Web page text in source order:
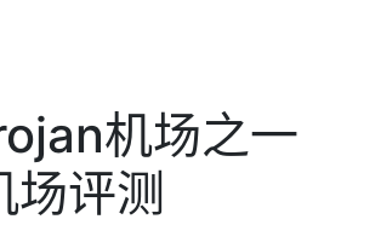
机场之一
场评测